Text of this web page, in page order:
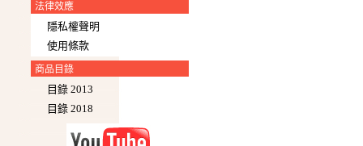
法律效應
隱私權聲明
使用條款
商品目錄
目錄 2013
目錄 2018